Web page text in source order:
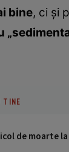
bine, ci şi
TINE
de moarte